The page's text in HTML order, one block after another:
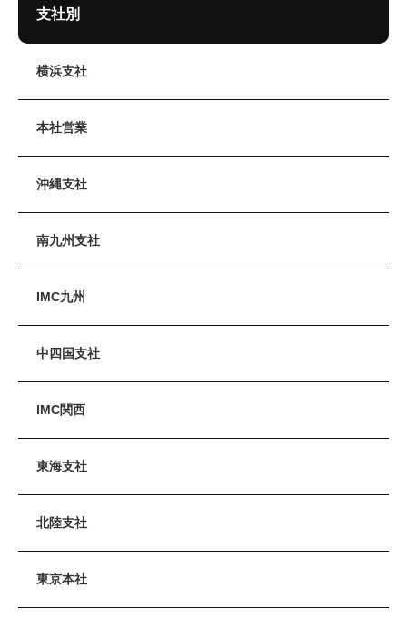
支社別
横浜支社
本社営業
沖縄支社
南九州支社
IMC九州
中四国支社
IMC関西
東海支社
北陸支社
東京本社